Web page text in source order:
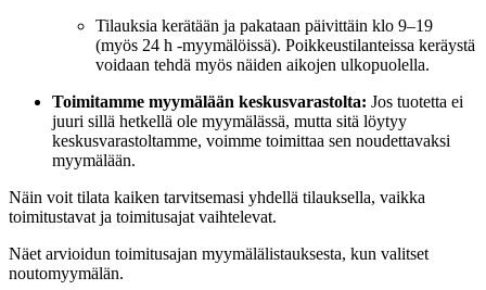
Tilauksia kerätään ja pakataan päivittäin klo 9–19
(myös 24 h -myymälöissä). Poikkeustilanteissa keräystä
voidaan tehdä myös näiden aikojen ulkopuolella.
Toimitamme myymälään keskusvarastolta: Jos tuotetta ei
juuri sillä hetkellä ole myymälässä, mutta sitä löytyy
keskusvarastoltamme, voimme toimittaa sen noudettavaksi
myymälään.
Näin voit tilata kaiken tarvitsemasi yhdellä tilauksella, vaikka
toimitustavat ja toimitusajat vaihtelevat.
Näet arvioidun toimitusajan myymälälistauksesta, kun valitset
noutomyymälän.